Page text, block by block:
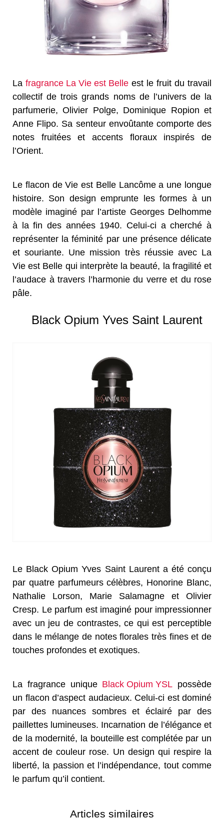
La fragrance La Vie est Belle est le fruit du travail
collectif de trois grands noms de l’univers de la
parfumerie, Olivier Polge, Dominique Ropion et
Anne Flipo. Sa senteur envoûtante comporte des
notes fruitées et accents floraux inspirés de
l’Orient.
Le flacon de Vie est Belle Lancôme a une longue
histoire. Son design emprunte les formes à un
modèle imaginé par l’artiste Georges Delhomme
à la fin des années 1940. Celui-ci a cherché à
représenter la féminité par une présence délicate
et souriante. Une mission très réussie avec La
Vie est Belle qui interprète la beauté, la fragilité et
l’audace à travers l’harmonie du verre et du rose
pâle.
Black Opium Yves Saint Laurent
Le Black Opium Yves Saint Laurent a été conçu
par quatre parfumeurs célèbres, Honorine Blanc,
Nathalie Lorson, Marie Salamagne et Olivier
Cresp. Le parfum est imaginé pour impressionner
avec un jeu de contrastes, ce qui est perceptible
dans le mélange de notes florales très fines et de
touches profondes et exotiques.
La fragrance unique Black Opium YSL possède
un flacon d’aspect audacieux. Celui-ci est dominé
par des nuances sombres et éclairé par des
paillettes lumineuses. Incarnation de l’élégance et
de la modernité, la bouteille est complétée par un
accent de couleur rose. Un design qui respire la
liberté, la passion et l’indépendance, tout comme
le parfum qu’il contient.
Articles similaires